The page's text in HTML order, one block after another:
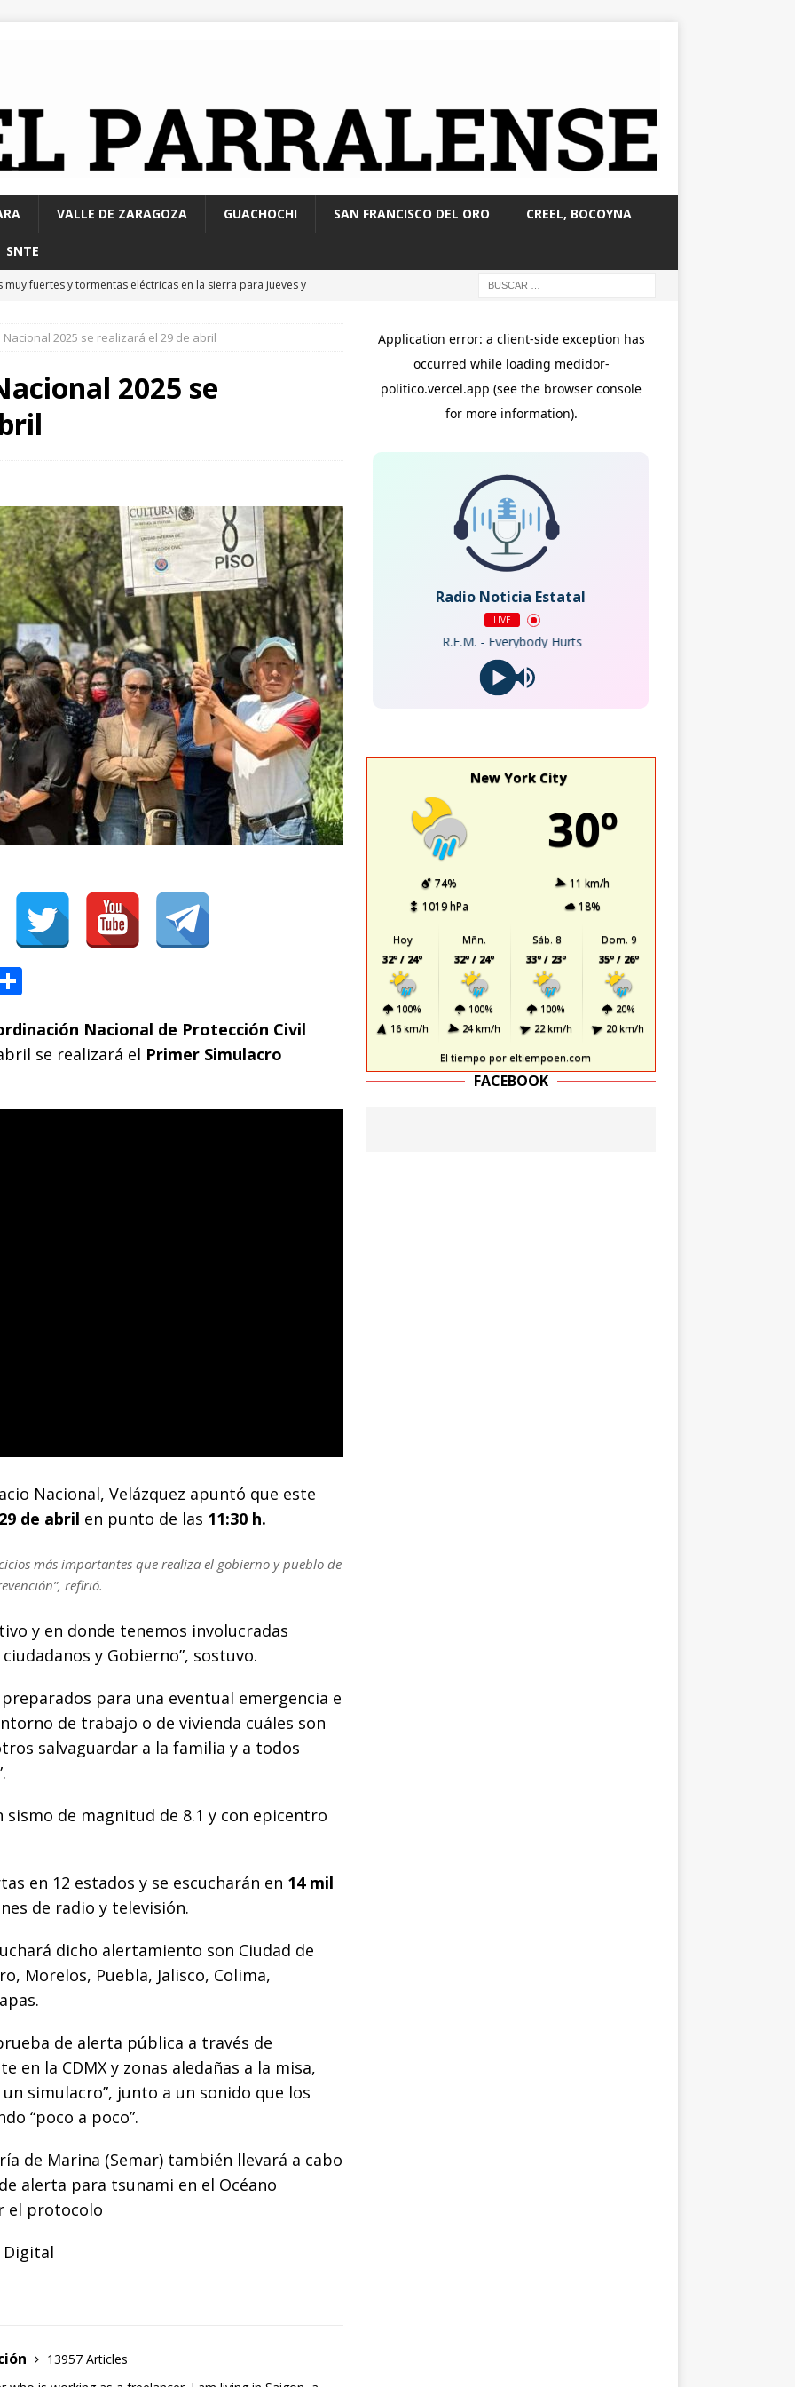
VALLE DE ZARAGOZA GUACHOCHI SAN FRANCISCO DEL ORO CREEL, BOCOYNA
SNTE
muy fuertes y tormentas eléctricas en la sierra para jueves y
su esposa con gasolina para matarla; lo detienen
de la ciudadanía hará realidad la primera etapa de la
jornadas de Jóvenes Unen al Barrio
2025 se realizará el 29 de abril
2025 se
m
p
Nacional de Protección Civil
se realizará el Primer Simulacro
Nacional, Velázquez apuntó que este
de abril en punto de las 11:30 h.
más importantes que realiza el gobierno y pueblo de
refirió.
y en donde tenemos involucradas
y Gobierno”, sostuvo.
para una eventual emergencia e
de trabajo o de vivienda cuáles son
salvaguardar a la familia y a todos
de magnitud de 8.1 y con epicentro
en 12 estados y se escucharán en 14 mil
de radio y televisión.
dicho alertamiento son Ciudad de
Morelos, Puebla, Jalisco, Colima,
de alerta pública a través de
en la CDMX y zonas aledañas a la misa,
simulacro”, junto a un sonido que los
“poco a poco”.
de Marina (Semar) también llevará a cabo
alerta para tsunami en el Océano
el protocolo
Digital
13957 Articles
Radio Noticia Estatal
LIVE
R.E.M. - Everybody Hurts
New York City
30º
74%
11 km/h
1019 hPa
18%
Hoy
32º / 24º
100%
16 km/h
Mñn.
32º / 24º
100%
24 km/h
Sáb. 8
33º / 23º
100%
22 km/h
Dom. 9
35º / 26º
20%
20 km/h
El tiempo por eltiempoen.com
FACEBOOK